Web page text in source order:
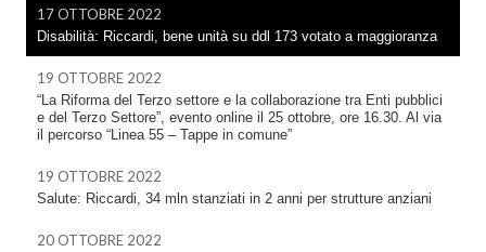
17 OTTOBRE 2022
Disabilità: Riccardi, bene unità su ddl 173 votato a maggioranza
19 OTTOBRE 2022
“La Riforma del Terzo settore e la collaborazione tra Enti pubblici
e del Terzo Settore”, evento online il 25 ottobre, ore 16.30. Al via
il percorso “Linea 55 – Tappe in comune”
19 OTTOBRE 2022
Salute: Riccardi, 34 mln stanziati in 2 anni per strutture anziani
20 OTTOBRE 2022